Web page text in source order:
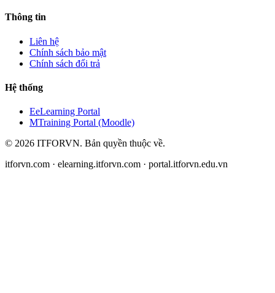
Thông tin
Liên hệ
Chính sách bảo mật
Chính sách đổi trả
Hệ thống
EeLearning Portal
MTraining Portal (Moodle)
© 2026 ITFORVN. Bản quyền thuộc về.
itforvn.com · elearning.itforvn.com · portal.itforvn.edu.vn